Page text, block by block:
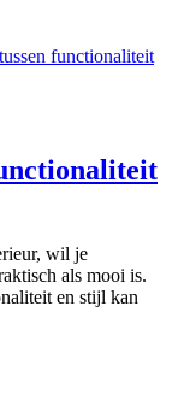
wil je
als mooi is.
en stijl kan